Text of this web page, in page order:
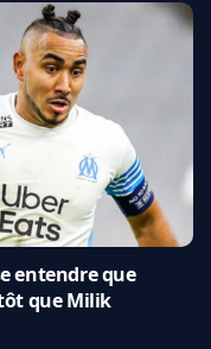
entendre que
que Milik